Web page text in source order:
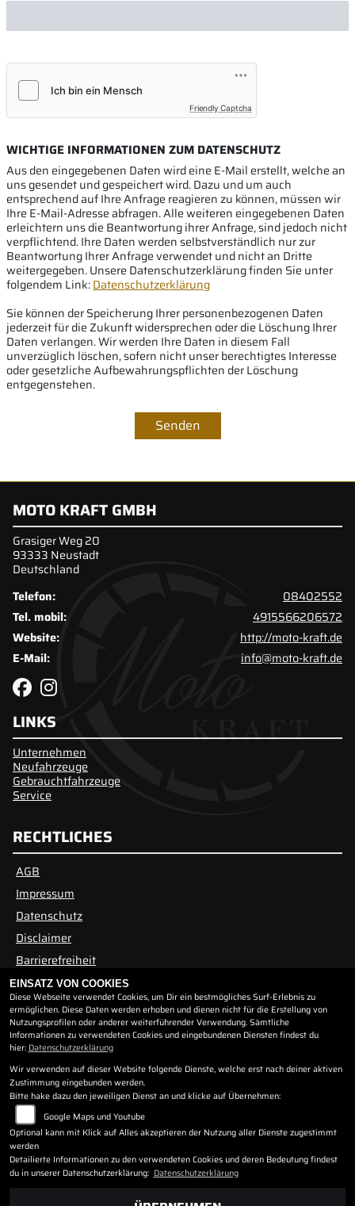
Friendly Captcha
WICHTIGE INFORMATIONEN ZUM DATENSCHUTZ
Aus den eingegebenen Daten wird eine E-Mail erstellt, welche an
uns gesendet und gespeichert wird. Dazu und um auch
entsprechend auf Ihre Anfrage reagieren zu können, müssen wir
Ihre E-Mail-Adresse abfragen. Alle weiteren eingegebenen Daten
erleichtern uns die Beantwortung ihrer Anfrage, sind jedoch nicht
verpflichtend. Ihre Daten werden selbstverständlich nur zur
Beantwortung Ihrer Anfrage verwendet und nicht an Dritte
weitergegeben. Unsere Datenschutzerklärung finden Sie unter
folgendem Link:Datenschutzerklärung
Sie können der Speicherung Ihrer personenbezogenen Daten
jederzeit für die Zukunft widersprechen oder die Löschung Ihrer
Daten verlangen. Wir werden Ihre Daten in diesem Fall
unverzüglich löschen, sofern nicht unser berechtigtes Interesse
oder gesetzliche Aufbewahrungspflichten der Löschung
entgegenstehen.
Senden
MOTO KRAFT GMBH
Grasiger Weg 20
93333 Neustadt
Deutschland
Telefon:
08402552
Tel. mobil:
4915566206572
Website:
http://moto-kraft.de
E-Mail:
info@moto-kraft.de
LINKS
Unternehmen
Neufahrzeuge
Gebrauchtfahrzeuge
Service
RECHTLICHES
AGB
Impressum
Datenschutz
Disclaimer
Barrierefreiheit
ÖFFNUNGSZEITEN
Öffnungszeiten
Montag:
09:00 - 12:00 und 13:00 - 17:00
Dienstag:
09:00 - 12:00 und 13:00 - 17:00
Mittwoch:
Donnerstag:
09:00 - 12:00 und 13:00 - 17:00
Freitag:
09:00 - 12:00 und 13:00 - 17:00
Samstag:
09:00 - 11:00
Sonntag:
EINSATZ VON COOKIES
Diese Webseite verwendet Cookies, um Dir ein bestmögliches Surf-Erlebnis zu
ermöglichen. Diese Daten werden erhoben und dienen nicht für die Erstellung von
Nutzungsprofilen oder anderer weiterführender Verwendung. Sämtliche
Informationen zu verwendeten Cookies und eingebundenen Diensten findest du
hier: Datenschutzerklärung
Wir verwenden auf dieser Website folgende Dienste, welche erst nach deiner aktiven
Zustimmung eingebunden werden.
Bitte hake dazu den jeweiligen Dienst an und klicke auf Übernehmen:
Google Maps und Youtube
Optional kann mit Klick auf Alles akzeptieren der Nutzung aller Dienste zugestimmt
werden
Detailierte Informationen zu den verwendeten Cookies und deren Bedeutung findest
du in unserer Datenschutzerklärung: Datenschutzerklärung